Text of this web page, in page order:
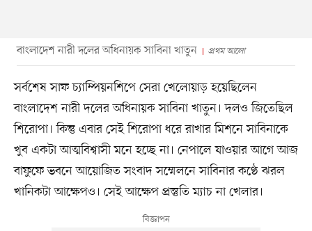
বাংলাদেশ নারী দলের অধিনায়ক সাবিনা খাতুন প্রথম আলো
সর্বশেষ সাফ চ্যাম্পিয়নশিপে সেরা খেলোয়াড় হয়েছিলেন
বাংলাদেশ নারী দলের অধিনায়ক সাবিনা খাতুন। দলও জিতেছিল
শিরোপা। কিন্তু এবার সেই শিরোপা ধরে রাখার মিশনে সাবিনাকে
খুব একটা আত্মবিশ্বাসী মনে হচ্ছে না। নেপালে যাওয়ার আগে আজ
বাফুফে ভবনে আয়োজিত সংবাদ সম্মেলনে সাবিনার কণ্ঠে ঝরল
খানিকটা আক্ষেপও। সেই আক্ষেপ প্রস্তুতি ম্যাচ না খেলার।